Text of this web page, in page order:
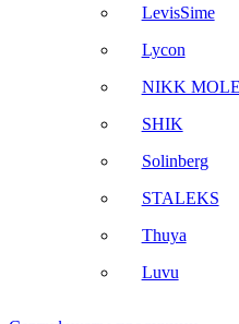
LevisSime
Lycon
NIKK MOLE
SHIK
Solinberg
STALEKS
Thuya
Luvu